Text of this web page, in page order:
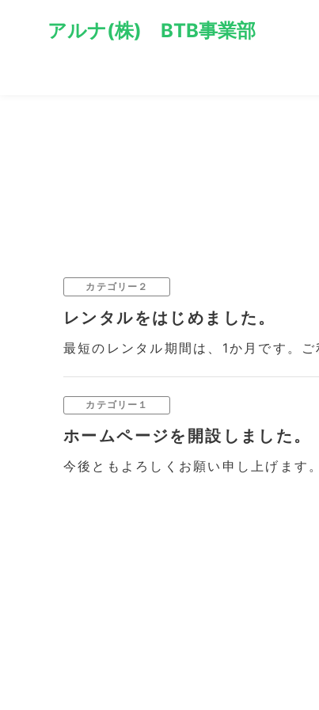
アルナ(株) BTB事業部
カテゴリー２
レンタルをはじめました。
最短のレンタル期間は、1か月です。ご
カテゴリー１
ホームページを開設しました。
今後ともよろしくお願い申し上げます。